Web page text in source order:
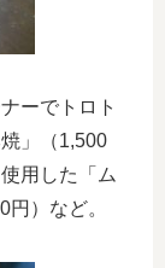
ーでトロト
」（1,500
用した「ム
）など。